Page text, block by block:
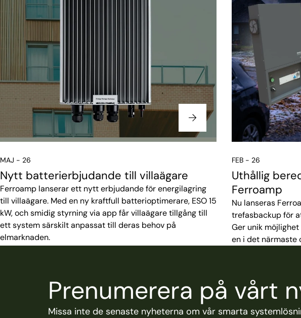
MAJ - 26
Nytt batterierbjudande till villaägare
Ferroamp lanserar ett nytt erbjudande för energilagring
till villaägare. Med en ny kraftfull batterioptimerare, ESO 15
kW, och smidig styrning via app får villaägare tillgång till
ett system särskilt anpassat till deras behov på
elmarknaden.
FEB - 26
Uthållig
Ferroamp
Nu lanseras
trefasbackup för
Ger unik
en i det närmaste
Prenumerera på vårt
Missa inte de senaste nyheterna om vår smarta